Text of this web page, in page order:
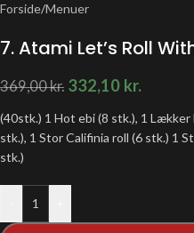
Forside/Menuer
7. Atami Let’s Roll
369,00kr. 332,10 kr.
(40stk.) 1 Hot ebi (8 stk.), 1
stk.), 1 Stor Califinia roll (6 stk.) 1
stk.)